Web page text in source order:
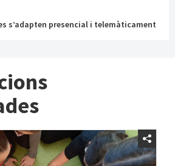
s’adapten presencial i telemàticament